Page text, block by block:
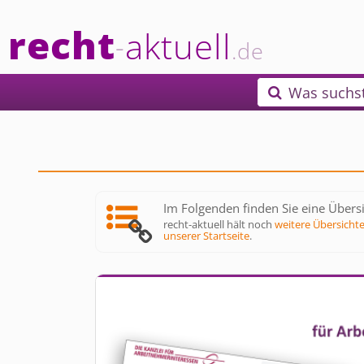
recht-aktuell.de
 Was
Im Folgenden finden Sie eine
recht-aktuell hält nochweitere
unserer Startseite.